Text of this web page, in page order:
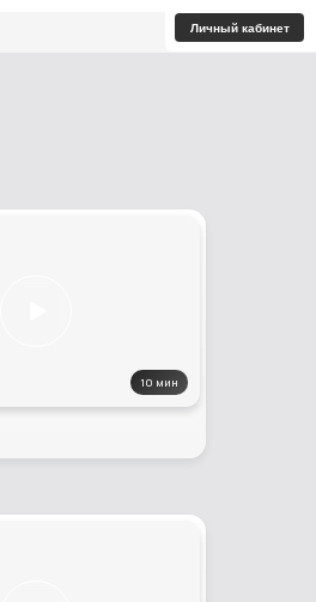
Личный кабинет
10 мин